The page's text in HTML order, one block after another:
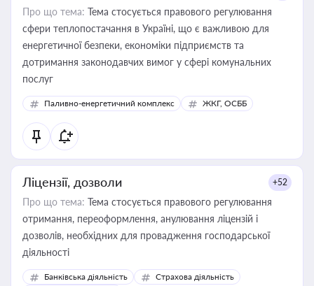
Про що тема: Тема стосується правового регулювання
сфери теплопостачання в Україні, що є важливою для
енергетичної безпеки, економіки підприємств та
дотримання законодавчих вимог у сфері комунальних
послуг
Паливно-енергетичний комплекс ЖКГ, ОСББ
Ліцензії, дозволи +52
Про що тема: Тема стосується правового регулювання
отримання, переоформлення, анулювання ліцензій і
дозволів, необхідних для провадження господарської
діяльності
Банківська діяльність
Страхова діяльність